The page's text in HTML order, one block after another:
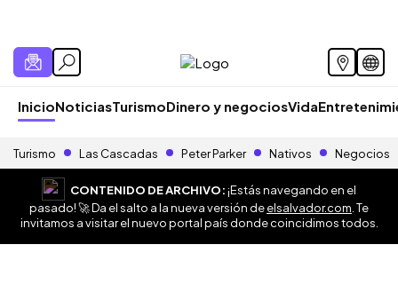
InicioNoticiasTurismoDinero y negociosVida
Turismo Las Cascadas Peter Parker Nativos Negocios
CONTENIDO DE ARCHIVO:¡Estás navegando en el
pasado! 🚀 Da el salto a la nueva versión deelsalvador.com . Te
invitamos a visitar el nuevo portal país donde coincidimos todos.